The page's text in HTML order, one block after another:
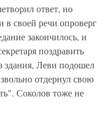
ответ, но
в своей речи опроверг
закончилось, и
поздравить
здания, Леви подошел
отдернул свою
Соколов тоже не